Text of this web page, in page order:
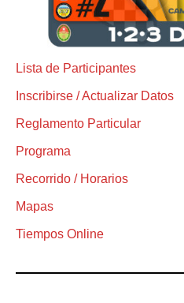
Lista de Participantes
Inscribirse / Actualizar Datos
Reglamento Particular
Programa
Recorrido / Horarios
Mapas
Tiempos Online